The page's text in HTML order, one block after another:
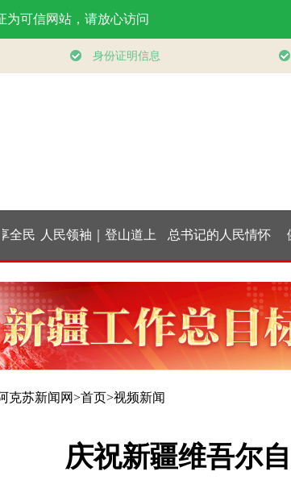
人民领袖｜登山道上
的办公会
总书记的人民情怀
｜“让内需成为经济
发展的主动力”
健
克苏新闻网>首页>视频新闻
庆祝新疆维吾尔